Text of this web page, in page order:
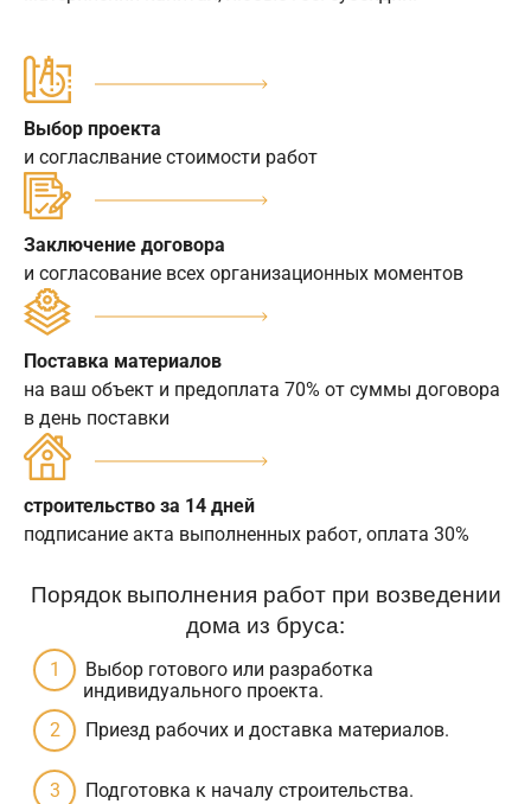
Выбор проекта
и согласлвание стоимости работ
Заключение договора
и согласование всех организационных моментов
Поставка материалов
на ваш объект и предоплата 70% от суммы договора
в день поставки
строительство за 14 дней
подписание акта выполненных работ, оплата 30%
Порядок выполнения работ при возведении
дома из бруса:
Выбор готового или разработка
индивидуального проекта.
Приезд рабочих и доставка материалов.
Подготовка к началу строительства.